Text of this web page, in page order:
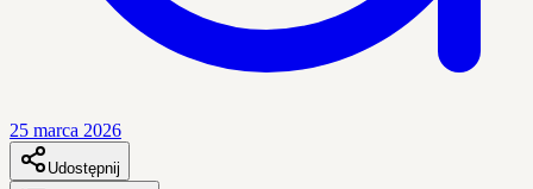
25 marca 2026
Udostępnij